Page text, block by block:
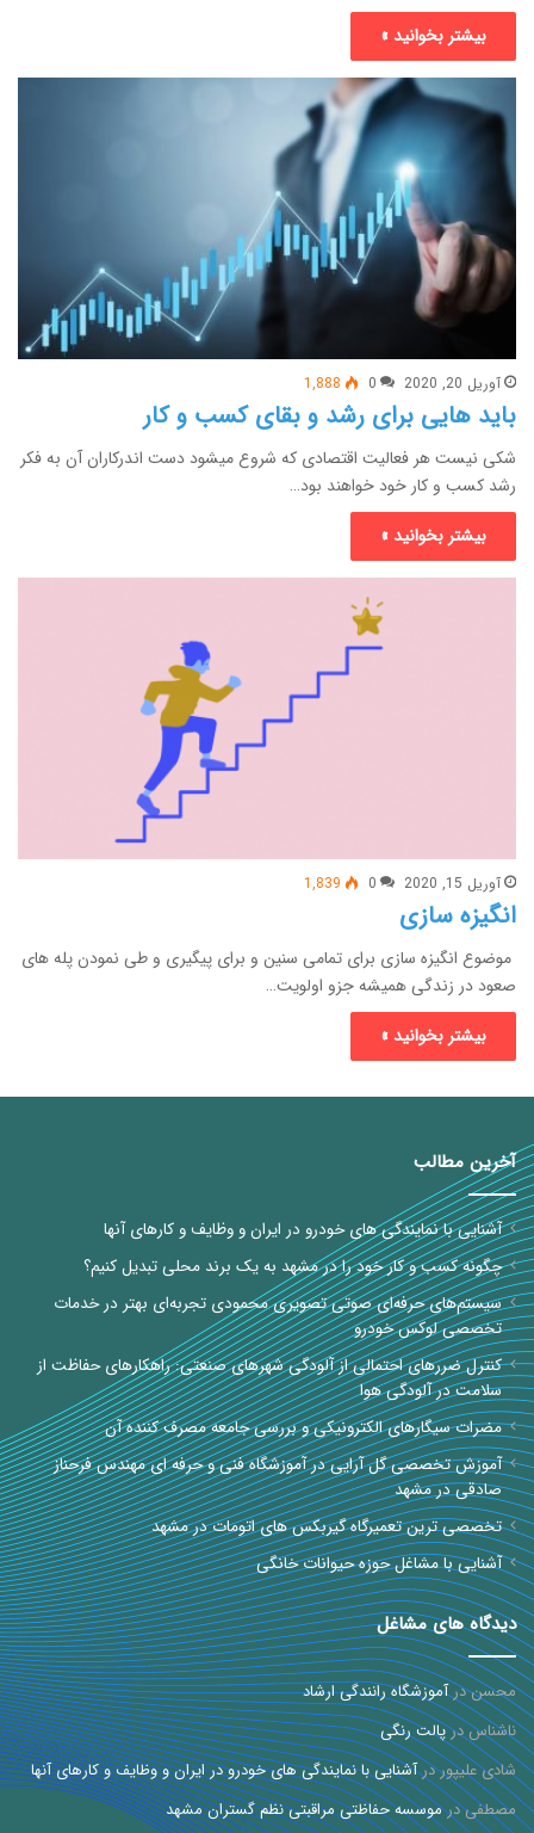
بیشتر بخوانید »
آوریل 20, 2020 0
1,888
باید هایی برای رشد و بقای کسب و کار
شکی نیست هر فعالیت اقتصادی که شروع میشود دست اندرکاران آن به فکر
رشد کسب و کار خود خواهند بود…
بیشتر بخوانید »
آوریل 15, 2020 0
1,839
انگیزه سازی
موضوع انگیزه سازی برای تمامی سنین و برای پیگیری و طی نمودن پله های
صعود در زندگی همیشه جزو اولویت…
بیشتر بخوانید »
آخرین مطالب
آشنایی با نمایندگی های خودرو در ایران و وظایف و کارهای آنها
چگونه کسب و کار خود را در مشهد به یک برند محلی تبدیل کنیم؟
سیستم‌های حرفه‌ای صوتی تصویری محمودی تجربه‌ای بهتر در خدمات
تخصصی لوکس خودرو
کنترل ضررهای احتمالی از آلودگی شهرهای صنعتی: راهکارهای حفاظت از
سلامت در آلودگی هوا
مضرات سیگارهای الکترونیکی و بررسی جامعه مصرف کننده آن
آموزش تخصصی گل آرایی در آموزشگاه فنی و حرفه ای مهندس فرحناز
صادقی در مشهد
تخصصی ترین تعمیرگاه گیربکس های اتومات در مشهد
آشنایی با مشاغل حوزه حیوانات خانگی
دیدگاه های مشاغل
محسندرآموزشگاه رانندگی ارشاد
ناشناسدرپالت رنگی
شادی علیپوردرآشنایی با نمایندگی های خودرو در ایران و وظایف و کارهای آنها
مصطفیدرموسسه حفاظتی مراقبتی نظم گستران مشهد